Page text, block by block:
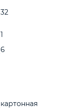
32
1
6
картонная